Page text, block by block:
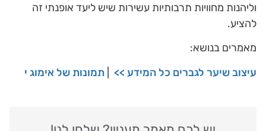
וליהנות מחוויות תרבותיות עשירות שיש ליעד אופנתי זה
להציע.
מאמרים בנושא:
עיצוב שיער לגברים כל המידע >>
תמונות של אימוג י